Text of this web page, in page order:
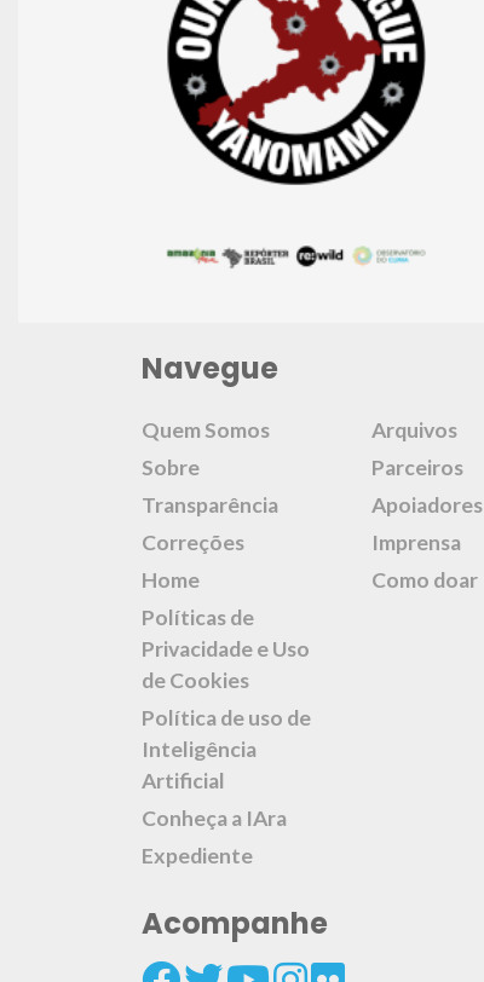
Navegue
Quem Somos
Sobre
Transparência
Correções
Home
Políticas de
Privacidade e Uso
de Cookies
Política de uso de
Inteligência
Artificial
Conheça a IAra
Expediente
Arquivos
Parceiros
Apoiadores
Imprensa
Como doar
Acompanhe